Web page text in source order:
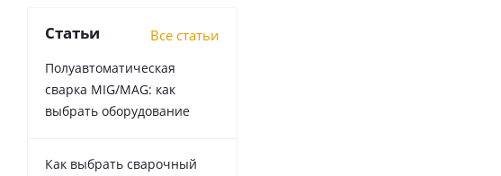
Статьи Все статьи
Полуавтоматическая
сварка MIG/MAG: как
выбрать оборудование
Как выбрать сварочный